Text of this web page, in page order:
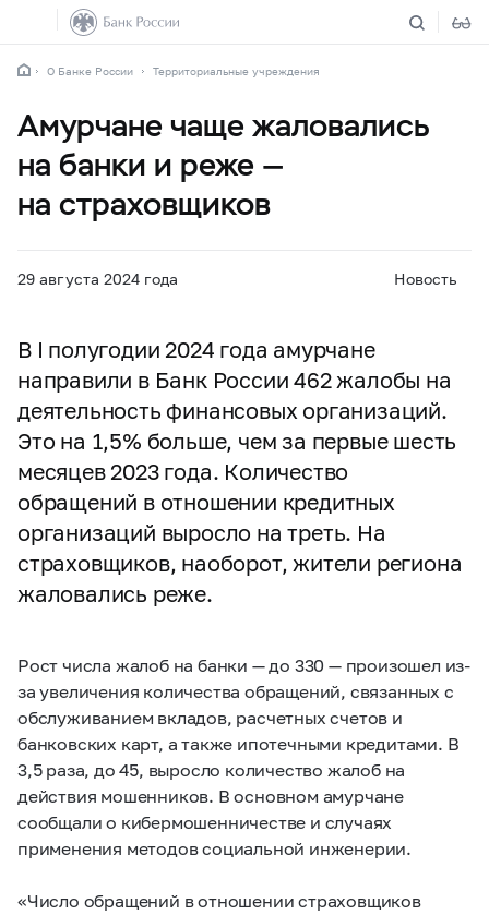
О Банке России Территориальные учреждения
Амурчане чаще жаловались
на банки и реже —
на страховщиков
29 августа 2024 года Новость
В I полугодии 2024 года амурчане
направили в Банк России 462 жалобы на
деятельность финансовых организаций.
Это на 1,5% больше, чем за первые шесть
месяцев 2023 года. Количество
обращений в отношении кредитных
организаций выросло на треть. На
страховщиков, наоборот, жители региона
жаловались реже.
Рост числа жалоб на банки — до 330 — произошел из-
за увеличения количества обращений, связанных с
обслуживанием вкладов, расчетных счетов и
банковских карт, а также ипотечными кредитами. В
3,5 раза, до 45, выросло количество жалоб на
действия мошенников. В основном амурчане
сообщали о кибермошенничестве и случаях
применения методов социальной инженерии.
«Число обращений в отношении страховщиков